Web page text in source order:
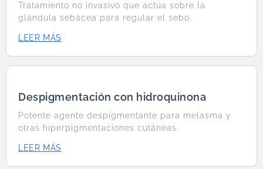
Tratamiento no invasivo que actúa sobre la
glándula sebácea para regular el sebo.
LEER MÁS
Despigmentación con hidroquinona
Potente agente despigmentante para melasma y
otras hiperpigmentaciones cutáneas.
LEER MÁS